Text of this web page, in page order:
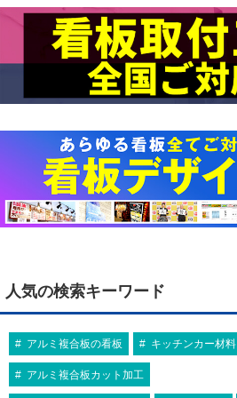
人気の検索キーワード
アルミ複合板の看板 キッチンカー材料
アルミ複合板カット加工